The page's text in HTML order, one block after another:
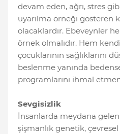
devam eden, ağrı, stres
uyarılma örneği gösteren
olacaklardır. Ebeveynler
örnek olmalıdır. Hem
çocuklarının sağlıklarını
beslenme yanında
programlarını ihmal
Sevgisizlik
İnsanlarda meydana
şişmanlık genetik,